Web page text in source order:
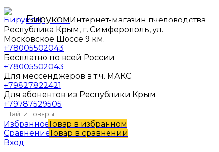
БирукомИнтернет-магазин пчеловодства
Республика Крым, г. Симферополь, ул.
Московское Шоссе 9 км.
+78005502043
Бесплатно по всей России
+78005502043
Для мессенджеров в т.ч. МАКС
+79827822421
Для абонентов из Республики Крым
+79787529505
ИзбранноеТовар в избранном
СравнениеТовар в сравнении
Вход